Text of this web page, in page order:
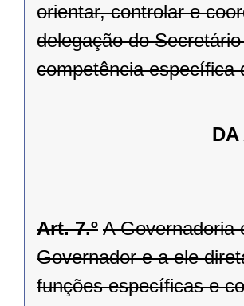
orientar, controlar e
delegação do
competência específica
DA
Art. 7.º A Governadoria
Governador e a ele
funções específicas e